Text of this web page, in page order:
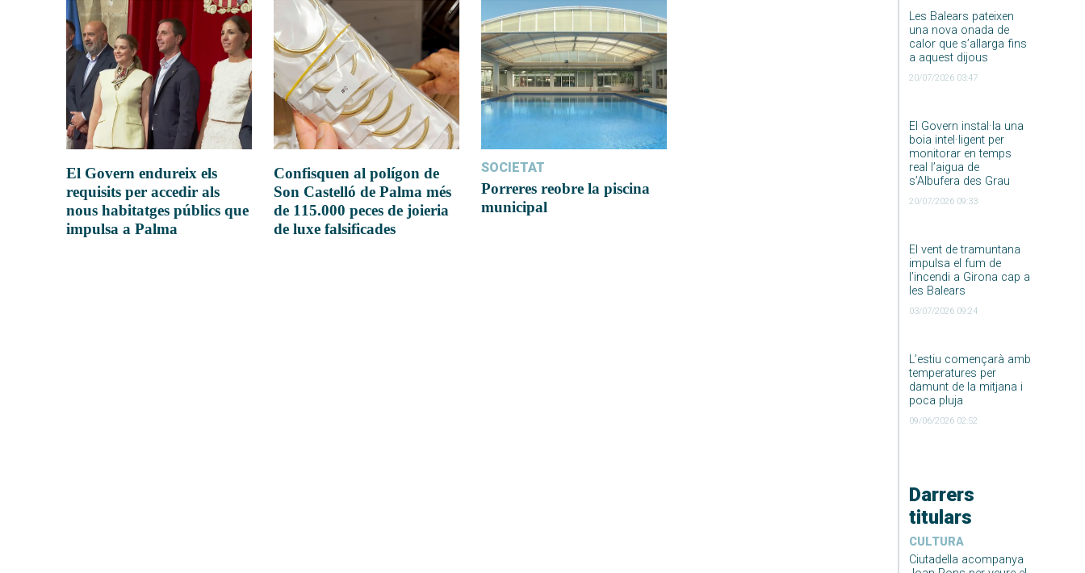
Les Balears pateixen
una nova onada de
calor que s’allarga fins
a aquest dijous
20/07/2026 03:47
El Govern instal·la una
boia intel·ligent per
monitorar en temps
real l’aigua de
s’Albufera des Grau
20/07/2026 09:33
El vent de tramuntana
impulsa el fum de
l’incendi a Girona cap a
les Balears
03/07/2026 09:24
L’estiu començarà amb
temperatures per
damunt de la mitjana i
poca pluja
09/06/2026 02:52
Darrers
titulars
CULTURA
Ciutadella acompanya
El Govern endureix els
requisits per accedir als
nous habitatges públics que
impulsa a Palma
Confisquen al polígon de
Son Castelló de Palma més
de 115.000 peces de joieria
de luxe falsificades
SOCIETAT
Porreres reobre la piscina
municipal